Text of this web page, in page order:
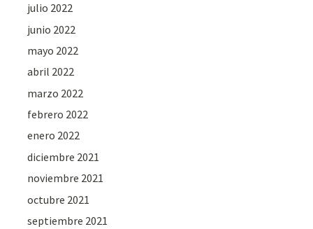
julio 2022
junio 2022
mayo 2022
abril 2022
marzo 2022
febrero 2022
enero 2022
diciembre 2021
noviembre 2021
octubre 2021
septiembre 2021